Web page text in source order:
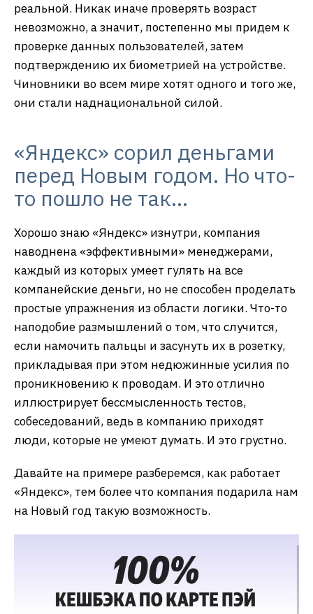
реальной. Никак иначе проверять возраст
невозможно, а значит, постепенно мы придем к
проверке данных пользователей, затем
подтверждению их биометрией на устройстве.
Чиновники во всем мире хотят одного и того же,
они стали наднациональной силой.
«Яндекс» сорил деньгами
перед Новым годом. Но что-
то пошло не так…
Хорошо знаю «Яндекс» изнутри, компания
наводнена «эффективными» менеджерами,
каждый из которых умеет гулять на все
компанейские деньги, но не способен проделать
простые упражнения из области логики. Что-то
наподобие размышлений о том, что случится,
если намочить пальцы и засунуть их в розетку,
прикладывая при этом недюжинные усилия по
проникновению к проводам. И это отлично
иллюстрирует бессмысленность тестов,
собеседований, ведь в компанию приходят
люди, которые не умеют думать. И это грустно.
Давайте на примере разберемся, как работает
«Яндекс», тем более что компания подарила нам
на Новый год такую возможность.